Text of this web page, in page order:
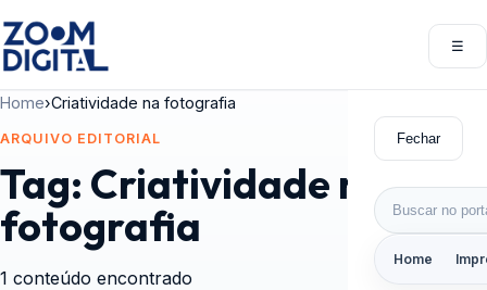
☰
Fechar
Buscar por:
Home
Home›Criatividade na fotografia
ARQUIVO EDITORIAL
Tag: Criatividade na
fotografia
1 conteúdo encontrado